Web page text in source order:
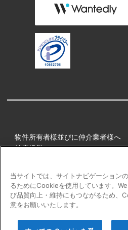
物件所有者様並びに仲介業者様へ
健康経営
プライバシーポリシー
障害者の表記について
当サイトでは、サイトナビゲーション
るためにCookieを使用しています。
び品質向上・維持にもつながるため、
意をお願いいたします。